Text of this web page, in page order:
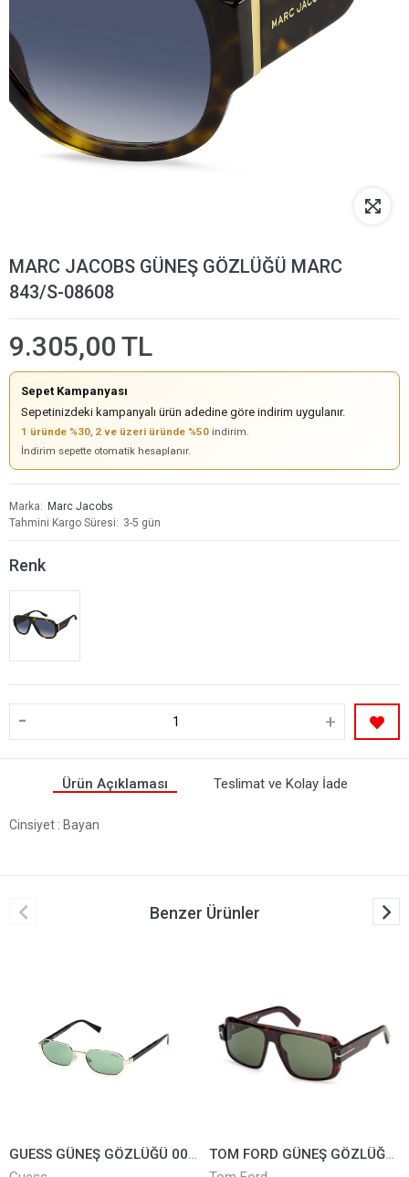
MARC JACOBS GÜNEŞ GÖZLÜĞÜ MARC
843/S-08608
9.305,00 TL
Sepet Kampanyası
Sepetinizdeki kampanyalı ürün adedine göre indirim uygulanır.
1 üründe %30, 2 ve üzeri üründe %50 indirim.
İndirim sepette otomatik hesaplanır.
Marka
Marc Jacobs
Tahmini Kargo Süresi
3-5 gün
Renk
- +
Ürün Açıklaması Teslimat ve Kolay İade
Cinsiyet : Bayan
Benzer Ürünler
GUESS GÜNEŞ GÖZLÜĞÜ 00231-32N
TOM FORD GÜNEŞ GÖZLÜĞÜ TF1101-52N